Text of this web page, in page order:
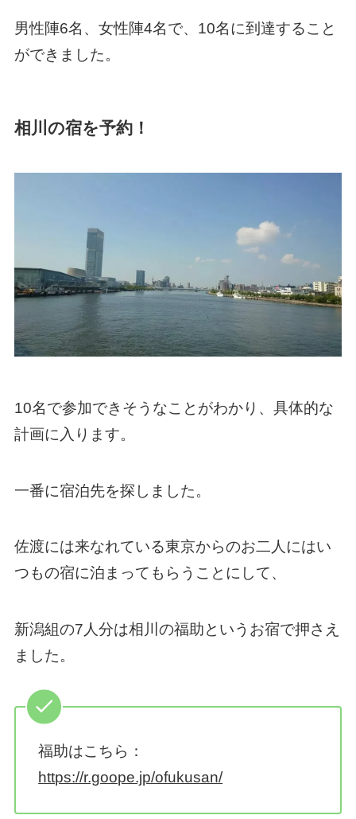
男性陣6名、女性陣4名で、10名に到達すること
ができました。
相川の宿を予約！
10名で参加できそうなことがわかり、具体的な
計画に入ります。
一番に宿泊先を探しました。
佐渡には来なれている東京からのお二人にはい
つもの宿に泊まってもらうことにして、
新潟組の7人分は相川の福助というお宿で押さえ
ました。
福助はこちら：
https://r.goope.jp/ofukusan/